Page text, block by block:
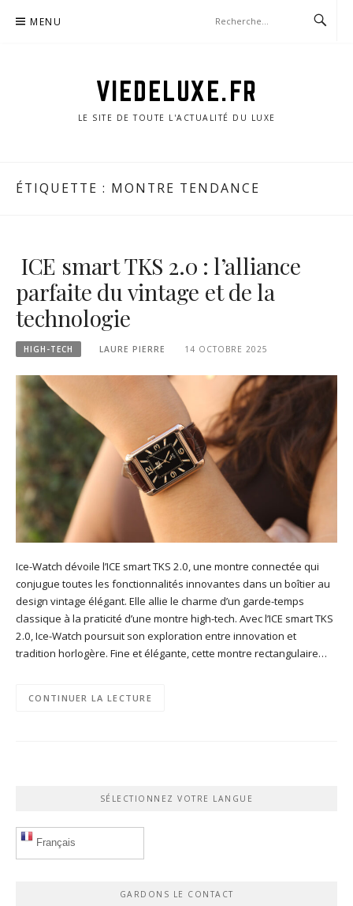
MENU
VIEDELUXE.FR
LE SITE DE TOUTE L'ACTUALITÉ DU LUXE
ÉTIQUETTE : MONTRE TENDANCE
ICE smart TKS 2.0 : l’alliance
parfaite du vintage et de la
technologie
HIGH-TECH LAURE PIERRE 14 OCTOBRE 2025
Ice-Watch dévoile l’ICE smart TKS 2.0, une montre connectée qui
conjugue toutes les fonctionnalités innovantes dans un boîtier au
design vintage élégant. Elle allie le charme d’un garde-temps
classique à la praticité d’une montre high-tech. Avec l’ICE smart TKS
2.0, Ice-Watch poursuit son exploration entre innovation et
tradition horlogère. Fine et élégante, cette montre rectangulaire…
CONTINUER LA LECTURE
SÉLECTIONNEZ VOTRE LANGUE
Français
GARDONS LE CONTACT